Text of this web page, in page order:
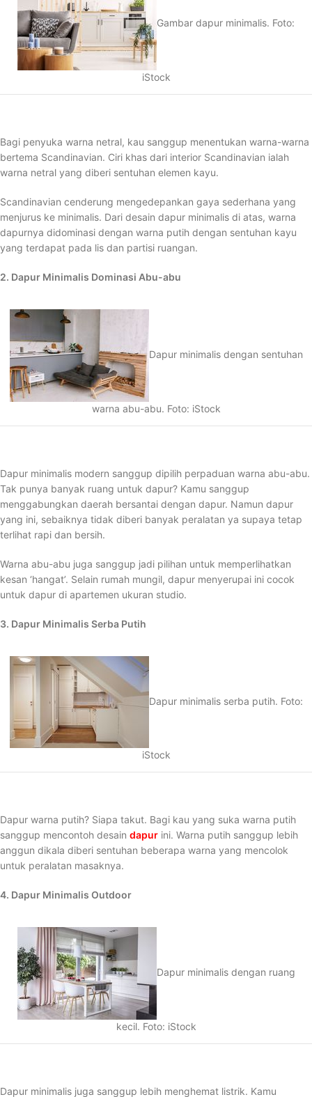
Gambar dapur minimalis. Foto:
iStock
Bagi penyuka warna netral, kau sanggup menentukan warna-warna
bertema Scandinavian. Ciri khas dari interior Scandinavian ialah
warna netral yang diberi sentuhan elemen kayu.
Scandinavian cenderung mengedepankan gaya sederhana yang
menjurus ke minimalis. Dari desain dapur minimalis di atas, warna
dapurnya didominasi dengan warna putih dengan sentuhan kayu
yang terdapat pada lis dan partisi ruangan.
2. Dapur Minimalis Dominasi Abu-abu
Dapur minimalis dengan sentuhan
warna abu-abu. Foto: iStock
Dapur minimalis modern sanggup dipilih perpaduan warna abu-abu.
Tak punya banyak ruang untuk dapur? Kamu sanggup
menggabungkan daerah bersantai dengan dapur. Namun dapur
yang ini, sebaiknya tidak diberi banyak peralatan ya supaya tetap
terlihat rapi dan bersih.
Warna abu-abu juga sanggup jadi pilihan untuk memperlihatkan
kesan ‘hangat’. Selain rumah mungil, dapur menyerupai ini cocok
untuk dapur di apartemen ukuran studio.
3. Dapur Minimalis Serba Putih
Dapur minimalis serba putih. Foto:
iStock
Dapur warna putih? Siapa takut. Bagi kau yang suka warna putih
sanggup mencontoh desain dapur ini. Warna putih sanggup lebih
anggun dikala diberi sentuhan beberapa warna yang mencolok
untuk peralatan masaknya.
4. Dapur Minimalis Outdoor
Dapur minimalis dengan ruang
kecil. Foto: iStock
Dapur minimalis juga sanggup lebih menghemat listrik. Kamu